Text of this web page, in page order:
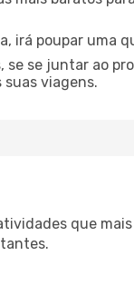
irá poupar uma
se juntar ao
viagens.
que